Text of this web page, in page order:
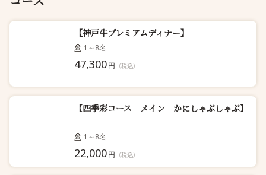
【神戸牛プレミアムディナー】
1～8名
47,300円 （税込）
【四季彩コース メイン かにしゃぶしゃぶ】
1～8名
22,000円 （税込）